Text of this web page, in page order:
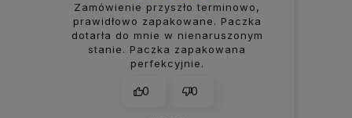
Zamówienie przyszło terminowo,
prawidłowo zapakowane. Paczka
dotarła do mnie w nienaruszonym
stanie. Paczka zapakowana
perfekcyjnie.
0 0